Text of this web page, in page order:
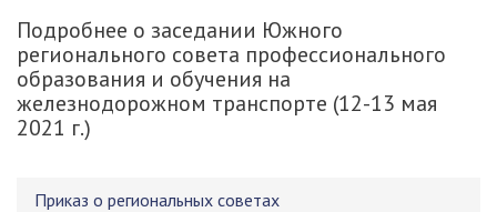
Подробнее о заседании Южного
регионального совета профессионального
образования и обучения на
железнодорожном транспорте (12-13 мая
2021 г.)
Приказ о региональных советах